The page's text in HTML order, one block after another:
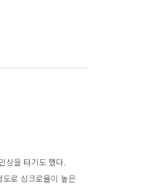
상을 타기도 했다.
로 싱크로율이 높은